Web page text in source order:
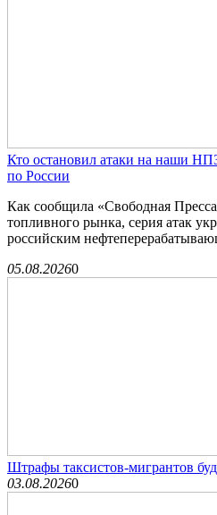
Кто остановил атаки на наши
по России
Как сообщила «Свободная
топливного рынка, серия атак
российским
05.08.20260
Штрафы таксистов-мигрантов
03.08.20260